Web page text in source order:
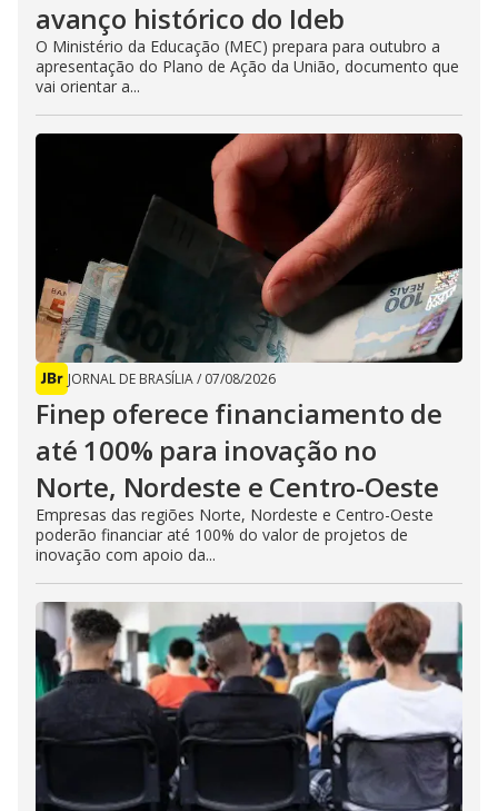
avanço histórico do Ideb
O Ministério da Educação (MEC) prepara para outubro a
apresentação do Plano de Ação da União, documento que
vai orientar a...
JORNAL DE BRASÍLIA/ 07/08/2026
Finep oferece financiamento de
até 100% para inovação no
Norte, Nordeste e Centro-Oeste
Empresas das regiões Norte, Nordeste e Centro-Oeste
poderão financiar até 100% do valor de projetos de
inovação com apoio da...